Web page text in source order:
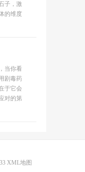
子，激
的维度
当你看
剧毒药
于它会
对的第
XML地图